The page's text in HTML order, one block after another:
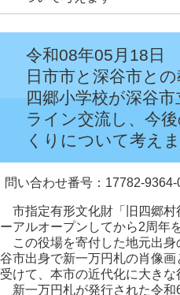
令和08年05月18
日市市と深谷市と
四郷小学校が深谷
ライン交流し、今
くりについて考え
問い合わせ番号：17782-9364-
市指定有形文化財「旧四郷村
ーアルオープンしてから2周年
この役場を寄付した地元出身
谷市出身で新一万円札の肖像
受けて、本市の近代化に大きな
新一万円札が発行された令和